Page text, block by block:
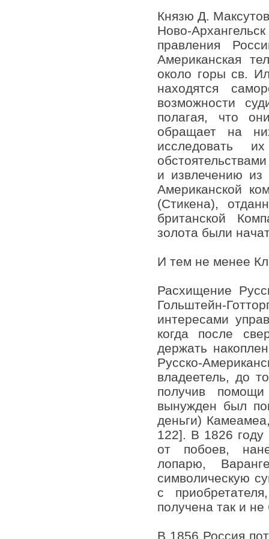
Князю Д.
Ново-
правления
Американская
около горы св.
находятся
возможности
полагая, что
обращает на
исследовать
и извлечению из
Американской
(Стикена),
британской
золота были
И тем не менее
Расхищение
Гольштейн-
интересами
когда после
держать
Русско-
владеетель, до
получив
вынужден был
деньги)
122]. В 1826
от побоев,
лопарю,
символическую
с
получена так и
В 1856 Россия